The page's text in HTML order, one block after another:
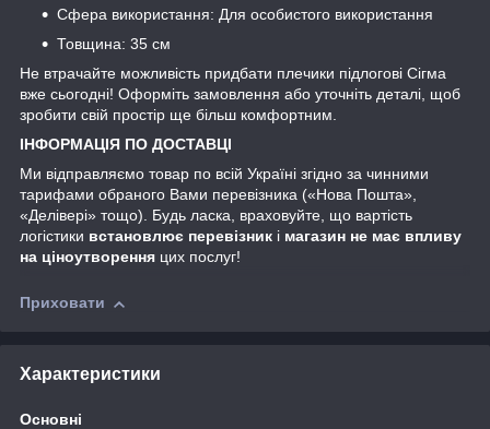
Сфера використання: Для особистого використання
Товщина: 35 см
Не втрачайте можливість придбати плечики підлогові Сігма
вже сьогодні! Оформіть замовлення або уточніть деталі, щоб
зробити свій простір ще більш комфортним.
ІНФОРМАЦІЯ ПО ДОСТАВЦІ
Ми відправляємо товар по всій Україні згідно за чинними
тарифами обраного Вами перевізника («Нова Пошта»,
«Делівері» тощо). Будь ласка, враховуйте, що вартість
логістики встановлює перевізник і магазин не має впливу
на ціноутворення цих послуг!
Приховати
Характеристики
Основні